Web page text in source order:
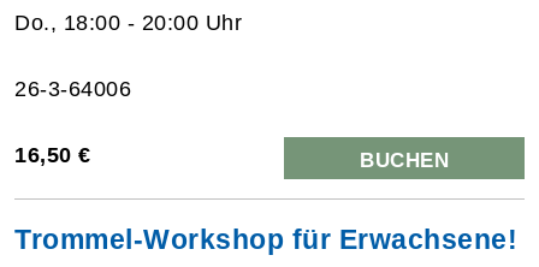
Do., 18:00 - 20:00 Uhr
26-3-64006
16,50 € BUCHEN
Trommel-Workshop für Erwachsene!